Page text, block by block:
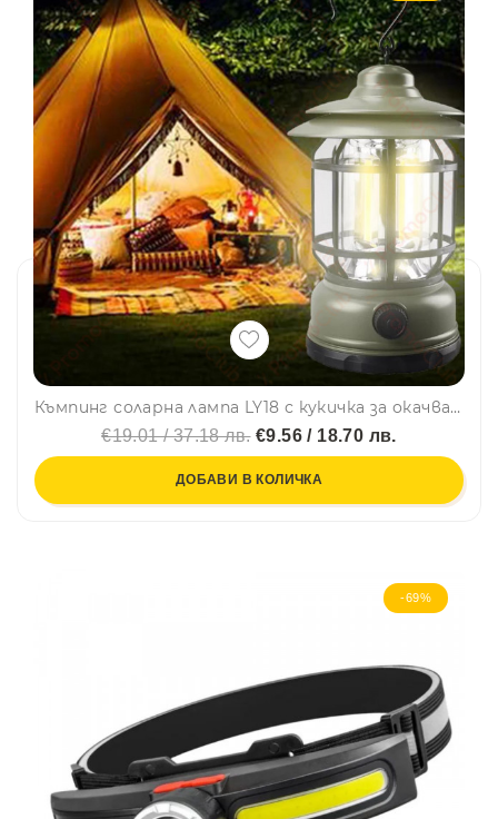
Къмпинг соларна лампа LY18 с кукичка за окачване или свободно стояща, ретро, с няколко режима на работа
€19.01 / 37.18 лв.€9.56 / 18.70 лв.
ДОБАВИ В КОЛИЧКА
-69%